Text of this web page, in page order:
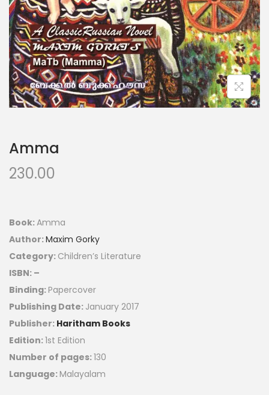
Amma
230.00
Book:Amma
Author:Maxim Gorky
Category: Children’s Literature
ISBN: –
Binding: Papercover
Publishing Date: January 2017
Publisher: Haritham Books
Edition:1st Edition
Number of pages:130
Language: Malayalam